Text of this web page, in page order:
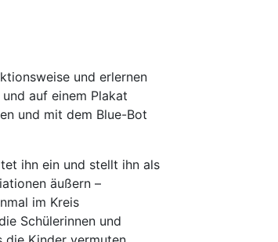
und erlernen
auf einem Plakat
und mit dem Blue-Bot
ihn ein und stellt ihn als
äußern –
im Kreis
Schülerinnen und